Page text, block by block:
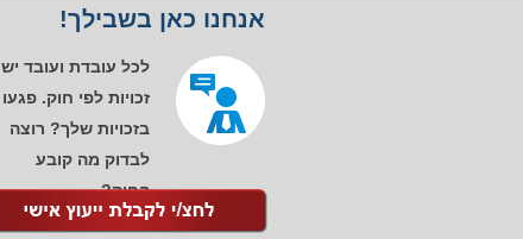
אנחנו כאן בשבילך!
לכל עובדת ועובד יש
זכויות לפי חוק. פגעו
בזכויות שלך? רוצה
לבדוק מה קובע
החוק?